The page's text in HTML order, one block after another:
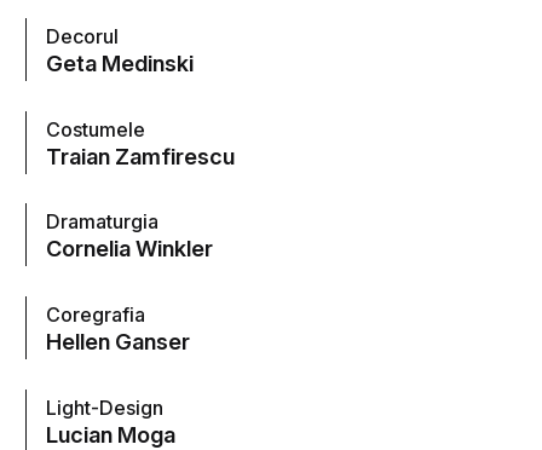
Decorul
Geta Medinski
Costumele
Traian Zamfirescu
Dramaturgia
Cornelia Winkler
Coregrafia
Hellen Ganser
Light-Design
Lucian Moga